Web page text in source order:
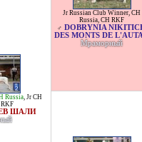
Russia, Jr CH
ШАЛИ
Jr Russian Club Winner, CH
Russia, CH RKF
♂ DOBRYNIA
DES MONTS DE
Мраморный